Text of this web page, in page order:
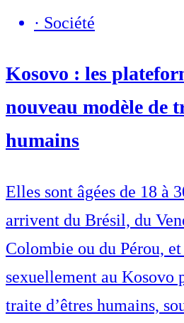
· Société
Kosovo : les
nouveau modèle de
humains
Elles sont âgées de 18 à
arrivent du Brésil, du
Colombie ou du Pérou,
sexuellement au Kosovo
traite d’êtres humains,